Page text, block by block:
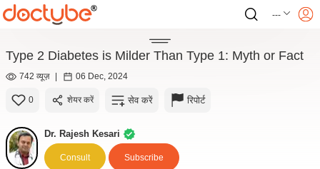
---
Type 2 Diabetes is Milder Than Type 1: Myth or Fact
742 व्यूज़ | 06 Dec, 2024
0 शेयर करें सेव करें रिपोर्ट
Dr. Rajesh Kesari
Consult Subscribe